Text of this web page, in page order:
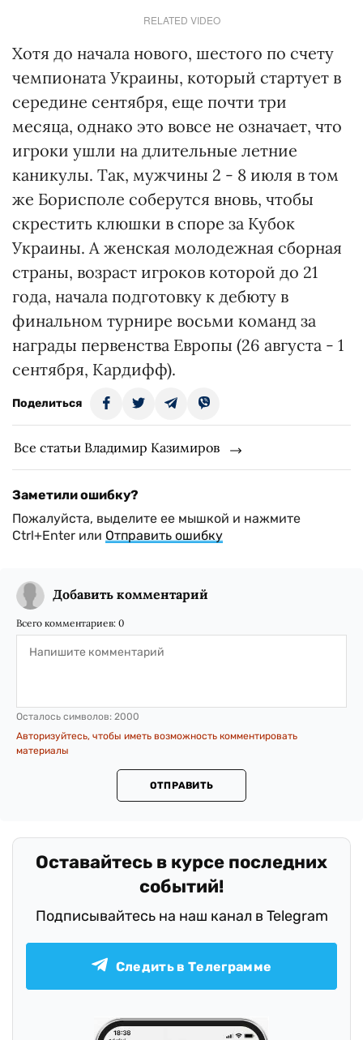
RELATED VIDEO
Хотя до начала нового, шестого по счету
чемпионата Украины, который стартует в
середине сентября, еще почти три
месяца, однако это вовсе не означает, что
игроки ушли на длительные летние
каникулы. Так, мужчины 2 - 8 июля в том
же Борисполе соберутся вновь, чтобы
скрестить клюшки в споре за Кубок
Украины. А женская молодежная сборная
страны, возраст игроков которой до 21
года, начала подготовку к дебюту в
финальном турнире восьми команд за
награды первенства Европы (26 августа - 1
сентября, Кардифф).
Поделиться
Все статьи Владимир Казимиров
Заметили ошибку?
Пожалуйста, выделите ее мышкой и нажмите
Ctrl+Enter или Отправить ошибку
Добавить комментарий
Всего комментариев: 0
Осталось символов: 2000
Авторизуйтесь, чтобы иметь возможность комментировать
материалы
ОТПРАВИТЬ
Оставайтесь в курсе последних
событий!
Подписывайтесь на наш канал в Telegram
Следить в Телеграмме